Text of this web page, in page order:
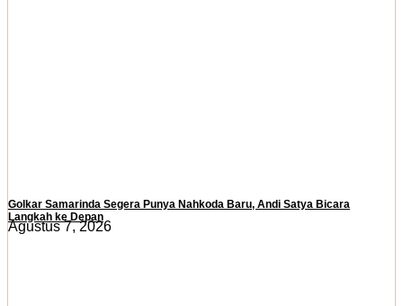
Golkar Samarinda Segera Punya Nahkoda Baru, Andi Satya Bicara
Langkah ke Depan
Agustus 7, 2026